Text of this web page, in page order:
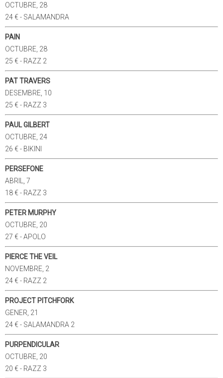
OCTUBRE, 28
24 € - SALAMANDRA
PAIN
OCTUBRE, 28
25 € - RAZZ 2
PAT TRAVERS
DESEMBRE, 10
25 € - RAZZ 3
PAUL GILBERT
OCTUBRE, 24
26 € - BIKINI
PERSEFONE
ABRIL, 7
18 € - RAZZ 3
PETER MURPHY
OCTUBRE, 20
27 € - APOLO
PIERCE THE VEIL
NOVEMBRE, 2
24 € - RAZZ 2
PROJECT PITCHFORK
GENER, 21
24 € - SALAMANDRA 2
PURPENDICULAR
OCTUBRE, 20
20 € - RAZZ 3